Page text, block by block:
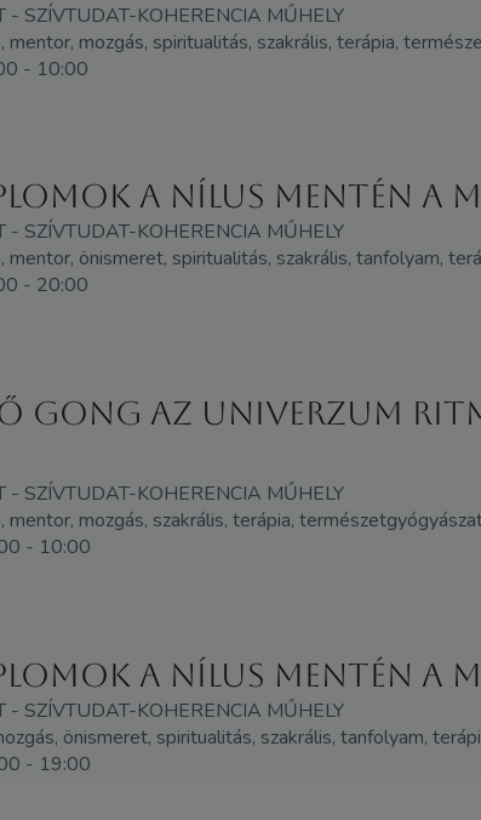
- SZÍVTUDAT-KOHERENCIA MŰHELY
mentor, mozgás, spiritualitás, szakrális, terápia,
- 10:00
a Nílus mentén
- SZÍVTUDAT-KOHERENCIA MŰHELY
mentor, önismeret, spiritualitás, szakrális, tanfolyam,
- 20:00
Gong Az Univerzum
- SZÍVTUDAT-KOHERENCIA MŰHELY
mentor, mozgás, szakrális, terápia,
- 10:00
a Nílus mentén
- SZÍVTUDAT-KOHERENCIA MŰHELY
önismeret, spiritualitás, szakrális, tanfolyam,
- 19:00